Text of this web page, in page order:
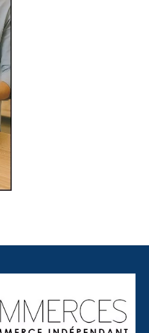
To
Top